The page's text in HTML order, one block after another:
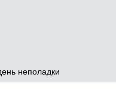
неполадки